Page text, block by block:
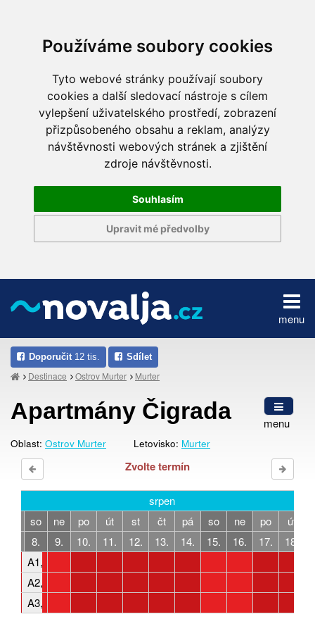
Používáme soubory cookies
Tyto webové stránky používají soubory
cookies a další sledovací nástroje s cílem
vylepšení uživatelského prostředí, zobrazení
přizpůsobeného obsahu a reklam, analýzy
návštěvnosti webových stránek a zjištění
zdroje návštěvnosti.
Souhlasím
Upravit mé předvolby
menu
Doporučit 12 tis. Sdílet
Destinace Ostrov Murter Murter
menu
Apartmány Čigrada
Oblast: Ostrov Murter Letovisko: Murter
Zvolte termín
srpen
so ne po út st čt pá so ne po út
8. 9. 10. 11. 12. 13. 14. 15. 16. 17. 18.
A1, 4-6 osob, 2 ložnice
A2, 4-6 osob, 2 ložnice
A3, 2-4 osoby, 1 ložnice